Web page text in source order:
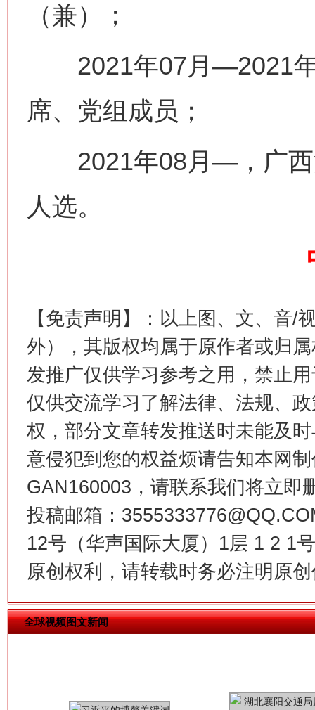
（兼）；
2021年07月—2021年
席、党组成员；
2021年08月—，广西
人选。
【免责声明】：以上图、文、音/
外），其版权均属于原作者或归
发推广仅供学习参考之用，禁止
仅供交流学习了解法律、法规、
权，部分文章转发推送时未能及
意侵犯到您的权益烦请告知本网
GAN160003，请联系我们将立即
投稿邮箱：
12号（华声国际大厦）1层 1 2 1
原创权利，请转载时务必注明原
全球视频图文新闻
网上购药对药下症？
谢
在谋一域中谋全局
今
习近平的博鳌关键词